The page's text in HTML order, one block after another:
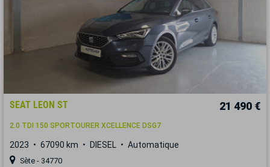
SEAT LEON ST 21 490 €
2.0 TDI 150 SPORTOURER XCELLENCE DSG7
2023 67090 km DIESEL Automatique
Sète - 34770